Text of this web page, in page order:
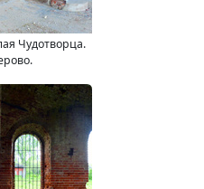
Чудотворца.